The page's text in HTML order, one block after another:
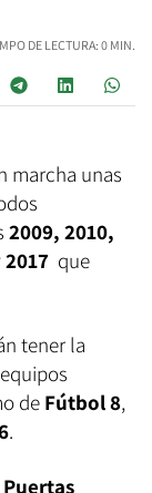
DE LECTURA: 0 MIN.
marcha unas
2009, 2010,
2017 que
tener la
de Fútbol 8,
.